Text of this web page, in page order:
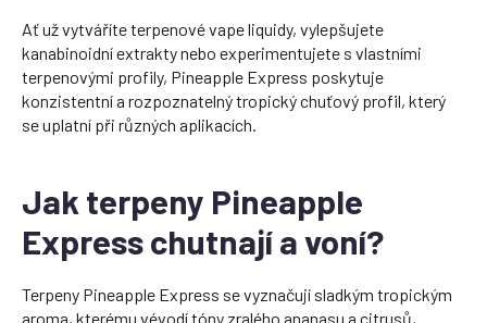
Ať už vytváříte terpenové vape liquidy, vylepšujete
kanabinoidní extrakty nebo experimentujete s vlastními
terpenovými profily, Pineapple Express poskytuje
konzistentní a rozpoznatelný tropický chuťový profil, který
se uplatní při různých aplikacích.
Jak terpeny Pineapple
Express chutnají a voní?
Terpeny Pineapple Express se vyznačují sladkým tropickým
aroma, kterému vévodí tóny zralého ananasu a citrusů,